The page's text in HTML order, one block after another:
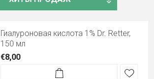
Гиалуроновая кислота 1% Dr. Retter,
150 мл
€8,00